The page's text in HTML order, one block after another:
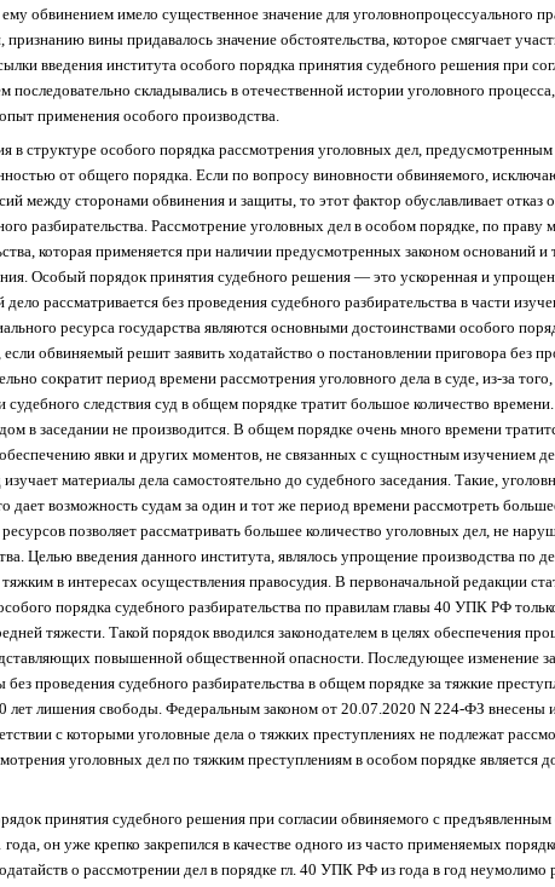
обвинением имело существенное значение для уголовнопроцессуального
вины придавалось значение обстоятельства, которое смягчает
введения института особого порядка принятия судебного решения при
складывались в отечественной истории уголовного
применения особого производства.
в структуре особого порядка рассмотрения уголовных дел,
от общего порядка. Если по вопросу виновности обвиняемого,
между сторонами обвинения и защиты, то этот фактор обуславливает отказ
разбирательства. Рассмотрение уголовных дел в особом порядке, по
которая применяется при наличии предусмотренных законом оснований и
Особый порядок принятия судебного решения — это ускоренная и
рассматривается без проведения судебного разбирательства в части
ресурса государства являются основными достоинствами особого
обвиняемый решит заявить ходатайство о постановлении приговора без
сократит период времени рассмотрения уголовного дела в суде, из-за
судебного следствия суд в общем порядке тратит большое количество
в заседании не производится. В общем порядке очень много времени
явки и других моментов, не связанных с сущностным изучением
изучает материалы дела самостоятельно до судебного заседания. Такие,
дает возможность судам за один и тот же период времени рассмотреть
позволяет рассматривать большее количество уголовных дел, не
Целью введения данного института, являлось упрощение производства по
в интересах осуществления правосудия. В первоначальной редакции
порядка судебного разбирательства по правилам главы 40 УПК РФ
тяжести. Такой порядок вводился законодателем в целях обеспечения
повышенной общественной опасности. Последующее изменение
проведения судебного разбирательства в общем порядке за тяжкие
лет лишения свободы. Федеральным законом от 20.07.2020 N 224-ФЗ внесены
с которыми уголовные дела о тяжких преступлениях не подлежат
уголовных дел по тяжким преступлениям в особом порядке является
принятия судебного решения при согласии обвиняемого с
он уже крепко закрепился в качестве одного из часто применяемых
о рассмотрении дел в порядке гл. 40 УПК РФ из года в год неумолимо